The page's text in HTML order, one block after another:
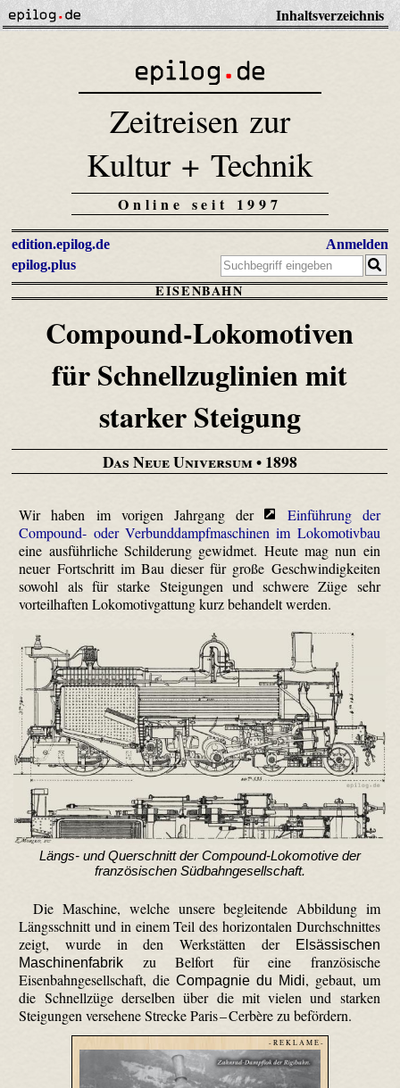
Inhaltsverzeichnis
Zeitreisen zur
Kultur + Technik
Online seit 1997
edition.epilog.de
epilog.plus
Anmelden
EISENBAHN
Compound-Lokomotiven
für Schnellzuglinien mit
starker Steigung
Das Neue Universum• 1898
Wir haben im vorigen Jahrgang der
Einführung der
Compound- oder Verbunddampfmaschinen im Lokomotivbau
eine ausführliche Schilderung gewidmet. Heute mag nun ein
neuer Fortschritt im Bau dieser für große Geschwindigkeiten
sowohl als für starke Steigungen und schwere Züge sehr
vorteilhaften Lokomotiv­gattung kurz behandelt werden.
Längs- und Querschnitt der Com­pound-Loko­motive der
französischen Südbahngesellschaft.
Die Maschine, welche unsere begleitende Abbildung im
Längsschnitt und in einem Teil des horizontalen Durchschnittes
zeigt, wurde in den Werkstätten der
Elsässischen
Maschinenfabrik
zu Belfort für eine französische
Eisenbahngesellschaft, dieCompagnie du Midi, gebaut, um
die Schnellzüge derselben über die mit vielen und starken
Steigungen versehene Strecke Paris –Cerbère zu befördern.
- R E K L A M E -